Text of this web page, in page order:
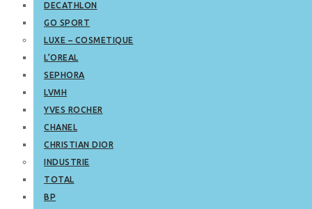
DECATHLON
GO SPORT
LUXE – COSMETIQUE
L’OREAL
SEPHORA
LVMH
YVES ROCHER
CHANEL
CHRISTIAN DIOR
INDUSTRIE
TOTAL
BP